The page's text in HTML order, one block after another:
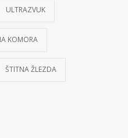
ULTRAZVUK
KOMORA
ŠTITNA ŽLEZDA